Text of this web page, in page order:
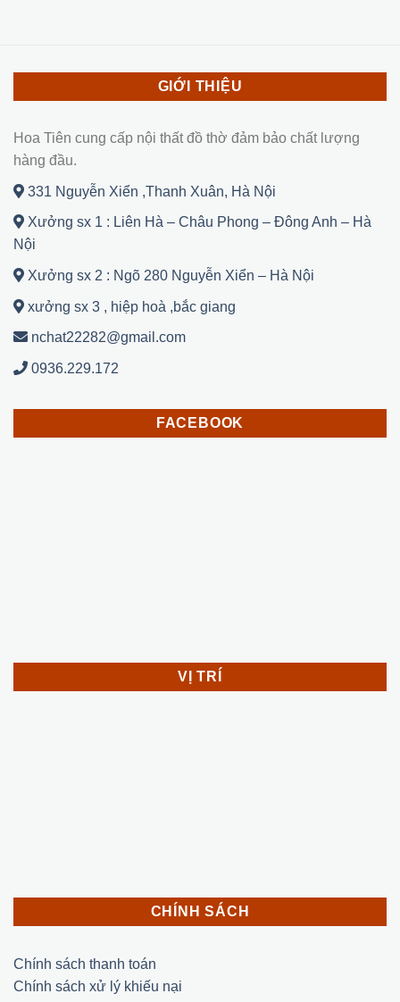
GIỚI THIỆU
Hoa Tiên cung cấp nội thất đồ thờ đảm bảo chất lượng
hàng đầu.
331 Nguyễn Xiển ,Thanh Xuân, Hà Nội
Xưởng sx 1 : Liên Hà – Châu Phong – Đông Anh – Hà
Nội
Xưởng sx 2 : Ngõ 280 Nguyễn Xiển – Hà Nội
xưởng sx 3 , hiệp hoà ,bắc giang
nchat22282@gmail.com
0936.229.172
FACEBOOK
VỊ TRÍ
CHÍNH SÁCH
Chính sách thanh toán
Chính sách xử lý khiếu nại